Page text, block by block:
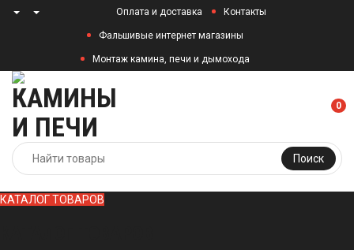
Оплата и доставка Контакты
Фальшивые интернет магазины
Монтаж камина, печи и дымохода
Поиск
0
КАТАЛОГ ТОВАРОВ